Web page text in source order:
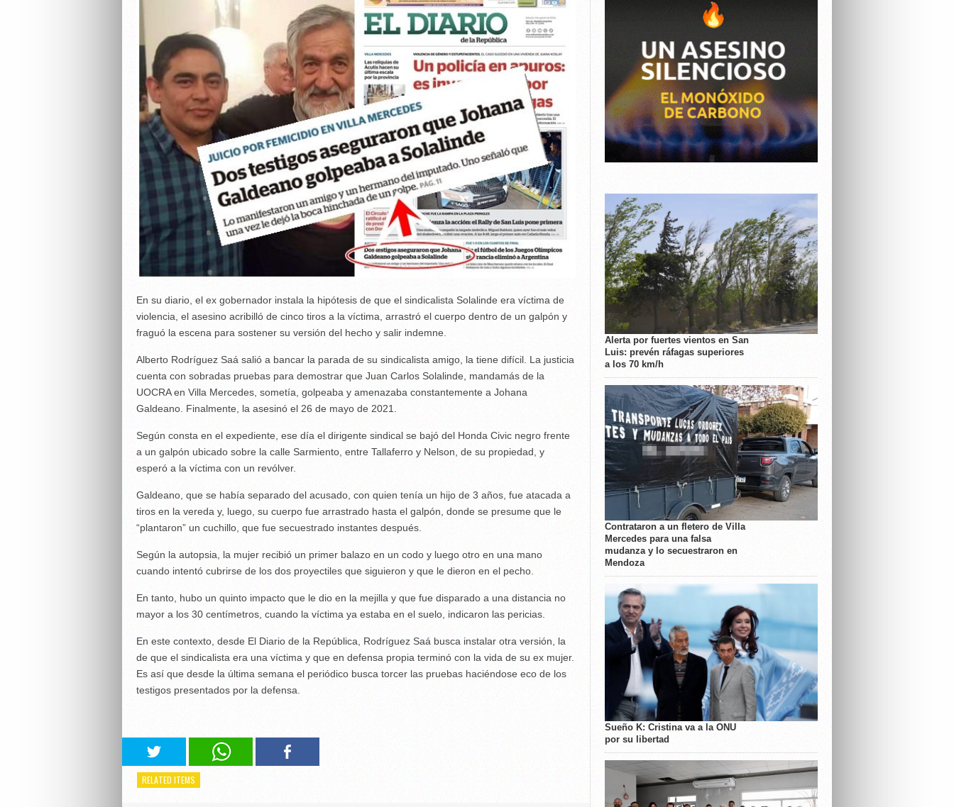
En su diario, el ex gobernador instala la hipótesis de que el sindicalista Solalinde era víctima de
violencia, el asesino acribilló de cinco tiros a la víctima, arrastró el cuerpo dentro de un galpón y
fraguó la escena para sostener su versión del hecho y salir indemne.
Alberto Rodríguez Saá salió a bancar la parada de su sindicalista amigo, la tiene difícil. La justicia
cuenta con sobradas pruebas para demostrar que Juan Carlos Solalinde, mandamás de la
UOCRA en Villa Mercedes, sometía, golpeaba y amenazaba constantemente a Johana
Galdeano. Finalmente, la asesinó el 26 de mayo de 2021.
Según consta en el expediente, ese día el dirigente sindical se bajó del Honda Civic negro frente
a un galpón ubicado sobre la calle Sarmiento, entre Tallaferro y Nelson, de su propiedad, y
esperó a la víctima con un revólver.
Galdeano, que se había separado del acusado, con quien tenía un hijo de 3 años, fue atacada a
tiros en la vereda y, luego, su cuerpo fue arrastrado hasta el galpón, donde se presume que le
“plantaron” un cuchillo, que fue secuestrado instantes después.
Según la autopsia, la mujer recibió un primer balazo en un codo y luego otro en una mano
cuando intentó cubrirse de los dos proyectiles que siguieron y que le dieron en el pecho.
En tanto, hubo un quinto impacto que le dio en la mejilla y que fue disparado a una distancia no
mayor a los 30 centímetros, cuando la víctima ya estaba en el suelo, indicaron las pericias.
En este contexto, desde El Diario de la República, Rodríguez Saá busca instalar otra versión, la
de que el sindicalista era una víctima y que en defensa propia terminó con la vida de su ex mujer.
Es así que desde la última semana el periódico busca torcer las pruebas haciéndose eco de los
testigos presentados por la defensa.
RELATED ITEMS
Alerta por fuertes vientos en San
Luis: prevén ráfagas superiores
a los 70 km/h
Contrataron a un fletero de Villa
Mercedes para una falsa
mudanza y lo secuestraron en
Mendoza
Sueño K: Cristina va a la ONU
por su libertad